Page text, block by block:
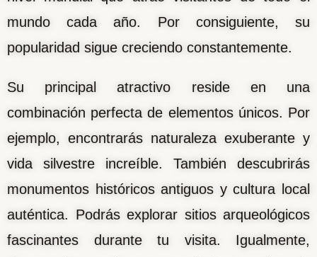
mundo cada año. Por consiguiente, su
popularidad sigue creciendo constantemente.
Su principal atractivo reside en una
combinación perfecta de elementos únicos. Por
ejemplo, encontrarás naturaleza exuberante y
vida silvestre increíble. También descubrirás
monumentos históricos antiguos y cultura local
auténtica. Podrás explorar sitios arqueológicos
fascinantes durante tu visita. Igualmente,